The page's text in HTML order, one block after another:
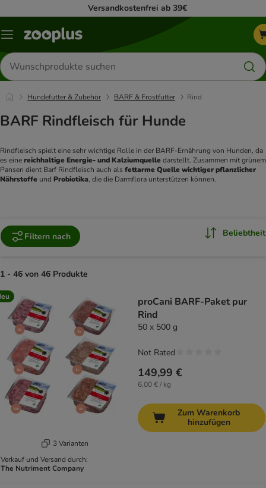
Versandkostenfrei ab 39€
Menü
Produkte
suchen
Hundefutter & Zubehör BARF & Frostfutter Rind
BARF Rindfleisch für Hunde
Rindfleisch spielt eine sehr wichtige Rolle in der BARF-Ernährung von Hunden, da
es eine reichhaltige Energie- und Kalziumquelle darstellt. Zusammen mit grünem
Pansen dient Barf Rindfleisch auch als fettarme Quelle wichtiger pflanzlicher
Nährstoffe und Probiotika
Filtern nach Beliebtheit
1 - 46 von 46 Produkte
product items have been changed
3 Varianten
Verkauf und Versand durch:
The Nutriment Company
proCani BARF-Paket pur
Rind
50 x 500 g
149,99 €
6,00 € / kg
Not Rated
Zum Warenkorb
hinzufügen